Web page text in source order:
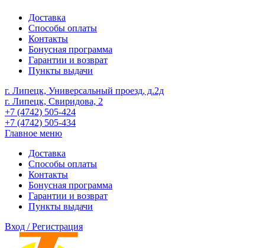
Доставка
Способы оплаты
Контакты
Бонусная программа
Гарантии и возврат
Пункты выдачи
г. Липецк, Универсальный проезд, д.2д
г. Липецк, Свиридова, 2
+7 (4742) 505-424
+7 (4742) 505-434
Главное меню
Доставка
Способы оплаты
Контакты
Бонусная программа
Гарантии и возврат
Пункты выдачи
Вход / Регистрация